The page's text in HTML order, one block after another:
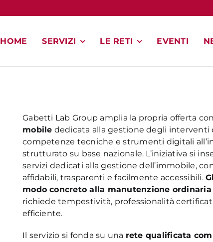
HOME
SERVIZI LE RETI EVENTI
Gabetti Lab Group amplia la propria offerta con
mobile dedicata alla gestione degli
competenze tecniche e strumenti digitali
strutturato su base nazionale. L’iniziativa si
servizi dedicati alla gestione dell’immobile,
affidabili, trasparenti e facilmente accessibili.
modo concreto alla manutenzione
richiede tempestività, professionalità
efficiente.
Il servizio si fonda su una rete qualificata